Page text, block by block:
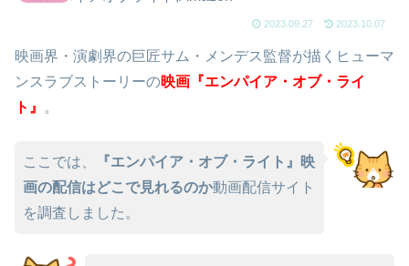
2023.09.27 2023.10.07
映画界・演劇界の巨匠サム・メンデス監督が描くヒューマ
ンスラブストーリーの映画 『エンパイア・オブ・ライ
ト』
。
ここでは、
『エンパイア・オブ・ライト』映
画の配信はどこで見れるのか動画配信サイト
を調査しました。